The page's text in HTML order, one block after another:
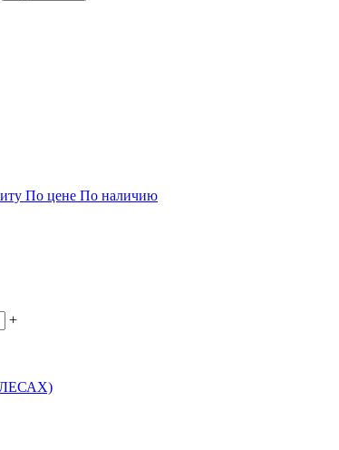
По цене По наличию
+